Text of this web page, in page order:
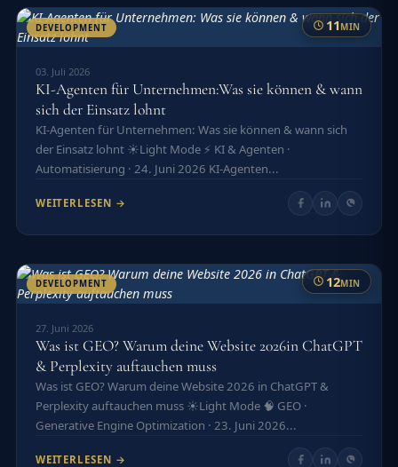
DEVELOPMENT 11 MIN
03. Juli 2026
KI-Agenten für Unternehmen:Was sie können & wann
sich der Einsatz lohnt
KI-Agenten für Unternehmen: Was sie können & wann sich
der Einsatz lohnt ☀️Light Mode ⚡ KI & Agenten ·
Automatisierung · 24. Juni 2026 KI-Agenten...
WEITERLESEN →
DEVELOPMENT 12MIN
27. Juni 2026
Was ist GEO? Warum deine Website 2026in ChatGPT
& Perplexity auftauchen muss
Was ist GEO? Warum deine Website 2026 in ChatGPT &
Perplexity auftauchen muss ☀️Light Mode 🧠 GEO ·
Generative Engine Optimization · 23. Juni 2026...
WEITERLESEN →